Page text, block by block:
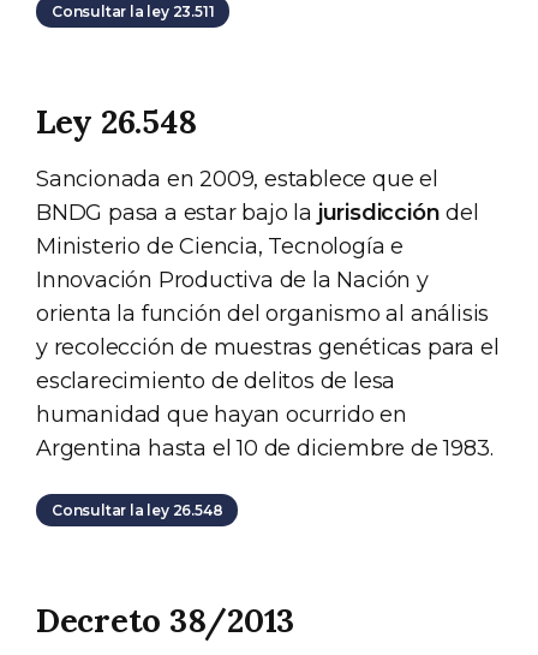
Consultar la ley 23.511
Ley 26.548
Sancionada en 2009, establece que el
BNDG pasa a estar bajo la jurisdicción del
Ministerio de Ciencia, Tecnología e
Innovación Productiva de la Nación y
orienta la función del organismo al análisis
y recolección de muestras genéticas para el
esclarecimiento de delitos de lesa
humanidad que hayan ocurrido en
Argentina hasta el 10 de diciembre de 1983.
Consultar la ley 26.548
Decreto 38/2013